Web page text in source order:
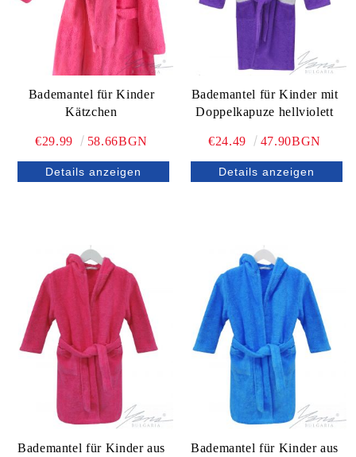
Bademantel für Kinder
Kätzchen
€29.99 58.66BGN
Details anzeigen
Bademantel für Kinder mit
Doppelkapuze hellviolett
€24.49 47.90BGN
Details anzeigen
Bademantel für Kinder aus
Bademantel für Kinder aus